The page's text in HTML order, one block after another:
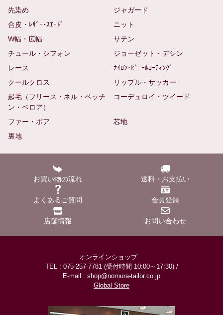
先染め
ジャガード
合皮・ﾚｻﾞｰ･ｽｴｰﾄﾞ
ニット
W幅・広幅
サテン
チュール・シフォン
ジョーゼット・デシン
レース
ﾅｲﾛﾝ･ﾋﾞﾆｰﾙｺｰﾃｨﾝｸﾞ
クールクロス
リップル・サッカー
起毛（フリース・ネル・ベッチ
ン・ベロア）
コーデュロイ・ツイード
ファー・ボア
芯地
裏地
お買い物の流れ 送料・お支払い
よくあるご質問 会員登録
店舗情報 お問い合わせ
オンラインショップ
TEL : 075-257-7781 (受付時間 10:00～17:30) /
E-mail : shop@nomura-tailor.co.jp
Global Store